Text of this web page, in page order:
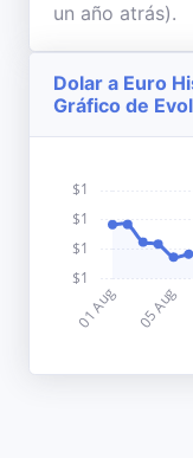
un año atrás).
Dolar a Euro
Gráfico de